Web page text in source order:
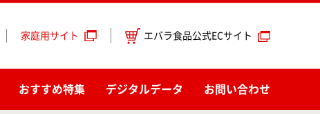
おすすめ特集 デジタルデータ お問い合わせ
家庭用サイト エバラ食品公式ECサイト